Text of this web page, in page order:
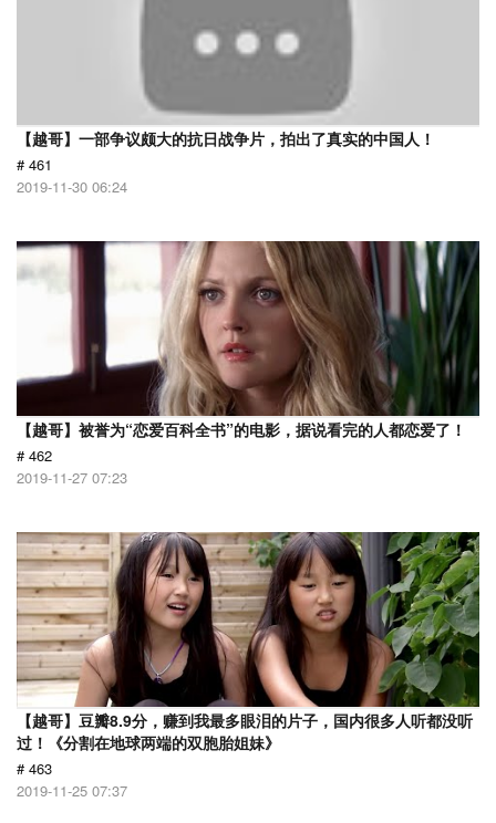
【越哥】一部争议颇大的抗日战争片，拍出了真实的中国人！
# 461
2019-11-30 06:24
【越哥】被誉为“恋爱百科全书”的电影，据说看完的人都恋爱了！
# 462
2019-11-27 07:23
【越哥】豆瓣8.9分，赚到我最多眼泪的片子，国内很多人听都没听
过！《分割在地球两端的双胞胎姐妹》
# 463
2019-11-25 07:37